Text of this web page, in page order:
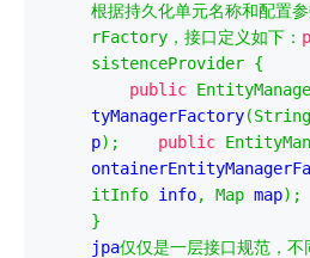
根据持久化单元名称和配置
rFactory ，接口定义如下：
sistenceProvider {
public
tyManagerFactory(String
p); public
itInfo info, Map map);
}
jpa仅仅是一层接口规范，